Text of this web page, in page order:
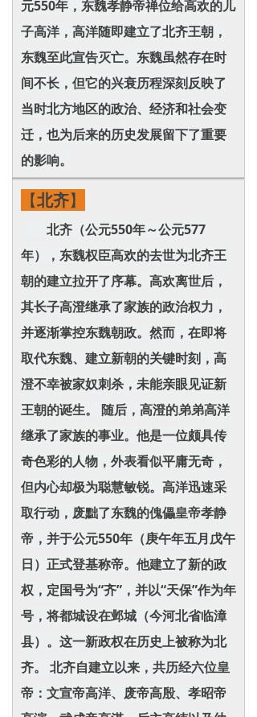
元550年，东魏孝静帝禅位给高欢的儿
子高洋，高洋随即建立了北齐王朝，
东魏至此宣告灭亡。东魏虽然存在时
间不长，但它的兴衰历程深刻反映了
当时北方地区的政治、经济和社会变
迁，也为后来的历史发展留下了重要
的影响。
【北齐】
北齐（公元550年～公元577
年），东魏权臣高欢的去世为北齐王
朝的建立拉开了序幕。高欢离世后，
其长子高澄继承了家族的政治权力，
并逐渐掌控东魏朝政。然而，在即将
取代东魏、建立新朝的关键时刻，高
澄不幸被家奴刺杀，未能亲眼见证新
王朝的诞生。 随后，高澄的弟弟高洋
继承了家族的事业。他是一位颇具传
奇色彩的人物，外表看似平庸无奇，
但内心却极为聪慧敏锐。高洋迅速采
取行动，废黜了东魏的傀儡皇帝孝静
帝，并于公元550年（庚午年五月戊午
日）正式登基称帝。他建立了新的政
权，定国号为“齐”，并以“天保”作为年
号，将都城设在邺城（今河北省临漳
县）。这一新政权在历史上被称为北
齐。 北齐自建立以来，共历经六位皇
帝：文宣帝高洋、废帝高殷、孝昭帝